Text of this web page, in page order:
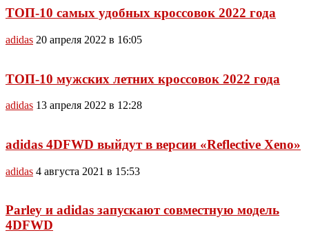
ТОП-10 самых удобных кроссовок 2022 года
adidas 20 апреля 2022 в 16:05
ТОП-10 мужских летних кроссовок 2022 года
adidas 13 апреля 2022 в 12:28
adidas 4DFWD выйдут в версии «Reflective Xeno»
adidas 4 августа 2021 в 15:53
Parley и adidas запускают совместную модель
4DFWD